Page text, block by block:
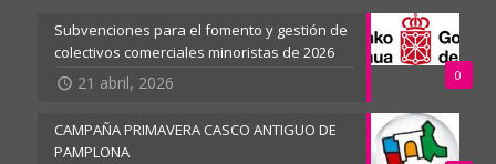
0
Subvenciones para el fomento y gestión de
colectivos comerciales minoristas de 2026
21 abril, 2026
CAMPAÑA PRIMAVERA CASCO ANTIGUO DE
PAMPLONA